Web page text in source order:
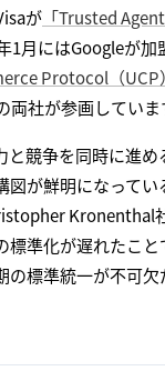
が 「Trusted
1月にはGoogleが加
Protocol（UCP）
社が参画していま
と競争を同時に進め
が鮮明になってい
Kronenthal
標準化が遅れたこ
の標準統一が不可欠